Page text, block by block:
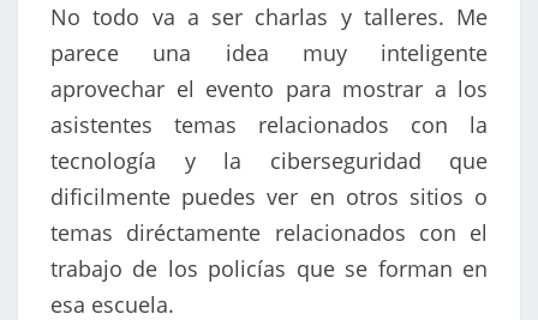
No todo va a ser charlas y talleres. Me
parece una idea muy inteligente
aprovechar el evento para mostrar a los
asistentes temas relacionados con la
tecnología y la ciberseguridad que
dificilmente puedes ver en otros sitios o
temas diréctamente relacionados con el
trabajo de los policías que se forman en
esa escuela.